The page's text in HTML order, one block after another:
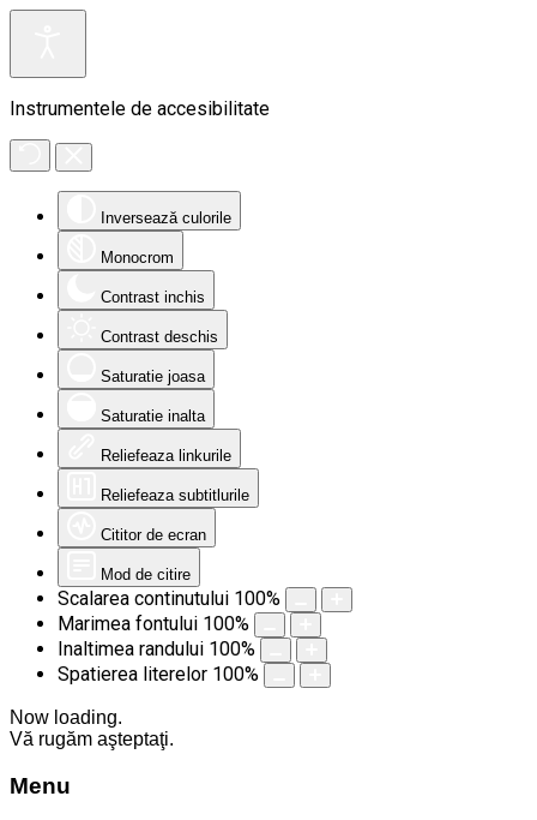
Instrumentele de accesibilitate
Inversează culorile
Monocrom
Contrast inchis
Contrast deschis
Saturatie joasa
Saturatie inalta
Reliefeaza linkurile
Reliefeaza subtitlurile
Cititor de ecran
Mod de citire
Scalarea continutului 100%
Marimea fontului 100%
Inaltimea randului 100%
Spatierea literelor 100%
Now loading.
Vă rugăm aşteptaţi.
Menu